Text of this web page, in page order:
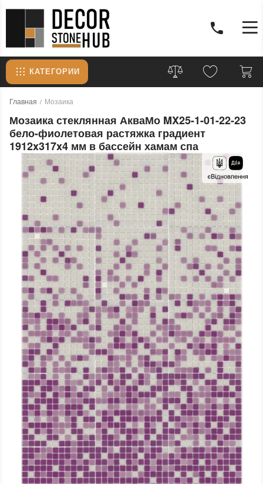
КАТЕГОРИИ
Главная Мозаика
Мозаика стеклянная АкваМо MX25-1-01-22-23
бело-фиолетовая растяжка градиент
1912x317x4 мм в бассейн хамам спа